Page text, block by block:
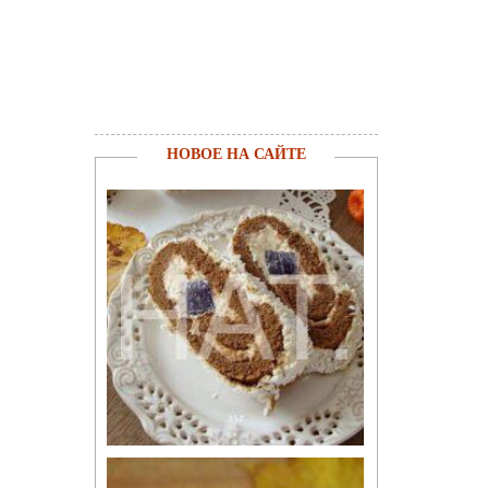
НОВОЕ НА САЙТЕ